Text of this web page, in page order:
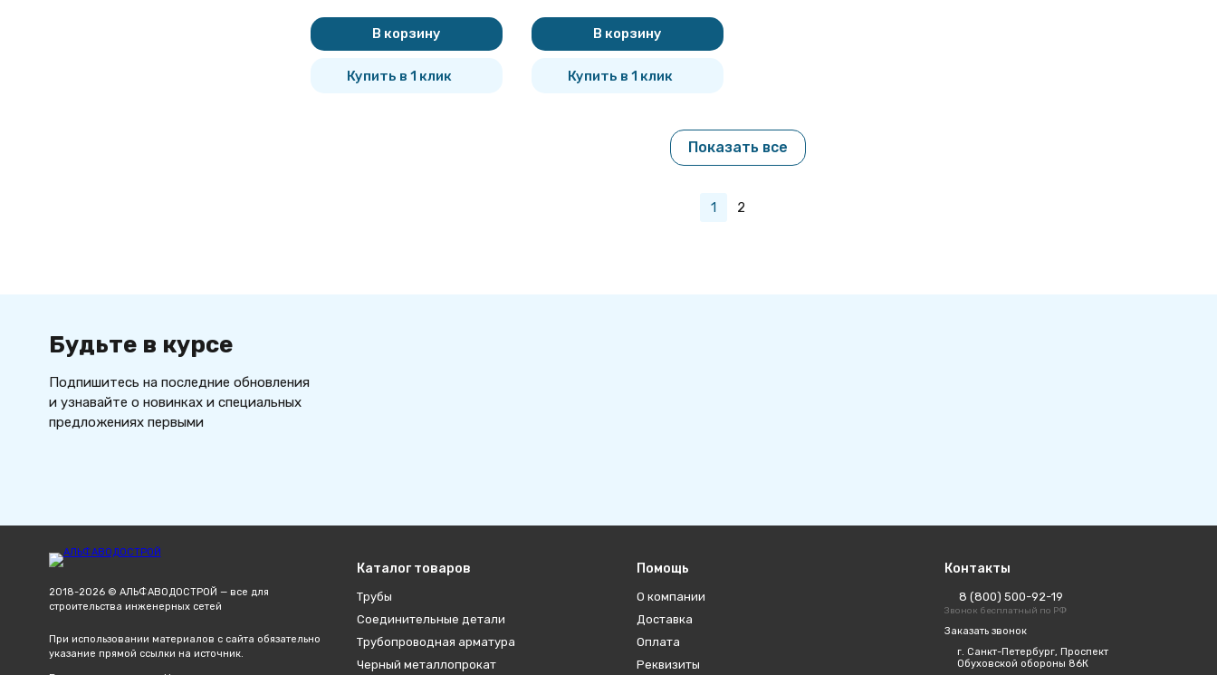
В корзину
Купить в 1 клик
В корзину
Купить в 1 клик
Показать все
1 2
Будьте в курсе
Подпишитесь на последние обновления
и узнавайте о новинках и специальных
предложениях первыми
2018-2026 © АЛЬФАВОДОСТРОЙ — все для
строительства инженерных сетей
При использовании материалов с сайта обязательно
указание прямой ссылки на источник.
Каталог товаров
Трубы
Соединительные детали
Трубопроводная арматура
Черный металлопрокат
Помощь
О компании
Доставка
Оплата
Реквизиты
Контакты
8 (800) 500-92-19
Звонок бесплатный по РФ
Заказать звонок
г. Санкт-Петербург, Проспект
Обуховской обороны 86К